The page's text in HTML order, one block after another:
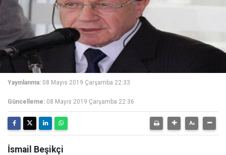
Yayınlanma: 08 Mayıs 2019 Çarşamba 22:33
Güncelleme: 08 Mayıs 2019 Çarşamba 22:36
İsmail Beşikçi